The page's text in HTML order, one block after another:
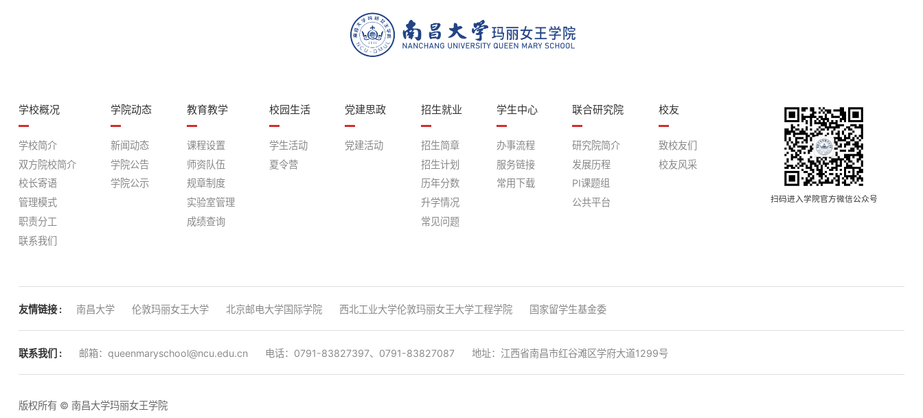
学校概况
学校简介
双方院校简介
校长寄语
管理模式
职责分工
联系我们
学院动态
新闻动态
学院公告
学院公示
教育教学
课程设置
师资队伍
规章制度
实验室管理
成绩查询
校园生活
学生活动
夏令营
党建思政
党建活动
招生就业
招生简章
招生计划
历年分数
升学情况
常见问题
学生中心
办事流程
服务链接
常用下载
联合研究院
研究院简介
发展历程
PI课题组
公共平台
校友
致校友们
校友风采
扫码进入学院官方微信公众号
友情链接 : 南昌大学 伦敦玛丽女王大学 北京邮电大学国际学院 西北工业大学伦敦玛丽女王大学工程学院 国家留学生基金委
联系我们 : 邮箱：queenmaryschool@ncu.edu.cn 电话：0791-83827397、0791-83827087 地址：江西省南昌市红谷滩区学府大道1299号
版权所有 © 南昌大学玛丽女王学院